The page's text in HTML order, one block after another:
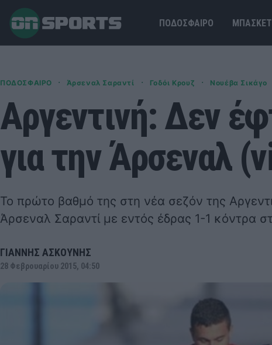
ΠΟΔΟΣΦΑΙΡΟ ΜΠΑΣΚΕΤ
ΠΟΔΟΣΦΑΙΡΟ · Άρσεναλ Σαραντί · Γοδόι Κρουζ · Νουέβα Σικάγο
Αργεντινή: Δεν
για την Άρσεναλ
Το πρώτο βαθμό της στη νέα σεζόν της
Άρσεναλ Σαραντί με εντός έδρας 1-1 κόντρα
ΓΙΑΝΝΗΣ ΑΣΚΟΥΝΗΣ
28 Φεβρουαρίου 2015, 04:50